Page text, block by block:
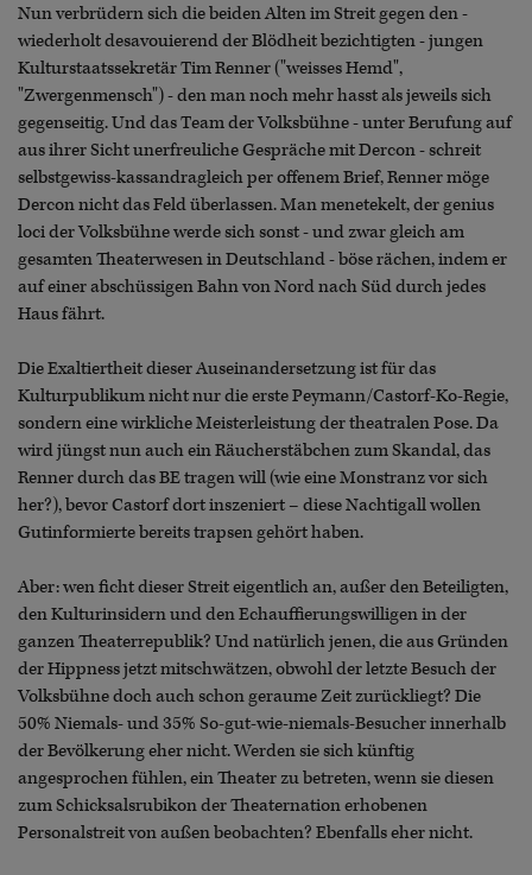
Nun verbrüdern sich die beiden Alten im Streit gegen den -
wiederholt desavouierend der Blödheit bezichtigten - jungen
Kulturstaatssekretär Tim Renner ("weisses Hemd",
"Zwergenmensch") - den man noch mehr hasst als jeweils sich
gegenseitig. Und das Team der Volksbühne - unter Berufung auf
aus ihrer Sicht unerfreuliche Gespräche mit Dercon - schreit
selbstgewiss-kassandragleich per offenem Brief, Renner möge
Dercon nicht das Feld überlassen. Man menetekelt, der genius
loci der Volksbühne werde sich sonst - und zwar gleich am
gesamten Theaterwesen in Deutschland - böse rächen, indem er
auf einer abschüssigen Bahn von Nord nach Süd durch jedes
Haus fährt.
Die Exaltiertheit dieser Auseinandersetzung ist für das
Kulturpublikum nicht nur die erste Peymann/Castorf-Ko-Regie,
sondern eine wirkliche Meisterleistung der theatralen Pose. Da
wird jüngst nun auch ein Räucherstäbchen zum Skandal, das
Renner durch das BE tragen will (wie eine Monstranz vor sich
her?), bevor Castorf dort inszeniert – diese Nachtigall wollen
Gutinformierte bereits trapsen gehört haben.
Aber: wen ficht dieser Streit eigentlich an, außer den Beteiligten,
den Kulturinsidern und den Echauffierungswilligen in der
ganzen Theaterrepublik? Und natürlich jenen, die aus Gründen
der Hippness jetzt mitschwätzen, obwohl der letzte Besuch der
Volksbühne doch auch schon geraume Zeit zurückliegt? Die
50% Niemals- und 35% So-gut-wie-niemals-Besucher innerhalb
der Bevölkerung eher nicht. Werden sie sich künftig
angesprochen fühlen, ein Theater zu betreten, wenn sie diesen
zum Schicksalsrubikon der Theaternation erhobenen
Personalstreit von außen beobachten? Ebenfalls eher nicht.